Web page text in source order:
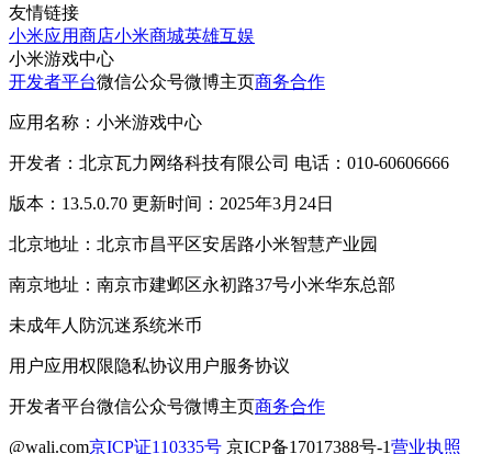
友情链接
小米应用商店小米商城英雄互娱
小米游戏中心
开发者平台微信公众号微博主页商务合作
应用名称：小米游戏中心
开发者：北京瓦力网络科技有限公司 电话：010-60606666
版本：13.5.0.70 更新时间：2025年3月24日
北京地址：北京市昌平区安居路小米智慧产业园
南京地址：南京市建邺区永初路37号小米华东总部
未成年人防沉迷系统米币
用户应用权限隐私协议用户服务协议
开发者平台微信公众号微博主页商务合作
@wali.com京ICP证110335号 京ICP备17017388号-1营业执照